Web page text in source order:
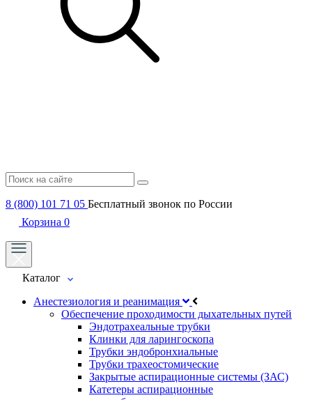
8 (800) 101 71 05 Бесплатный звонок по России
Корзина 0
Каталог
Анестезиология и реанимация
Обеспечение проходимости дыхательных путей
Эндотрахеальные трубки
Клинки для ларингоскопа
Трубки эндобронхиальные
Трубки трахеостомические
Закрытые аспирационные системы (ЗАС)
Катетеры аспирационные